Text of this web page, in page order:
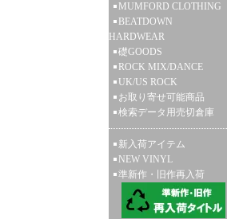
MUMFORD CLOTHING
BEATDOWN
HARDWEAR
礎GOODS
ROCK MIX/DANCE
UK/US ROCK
お取り寄せ可能商品
検索データ用売切倉庫
新入荷アイテム
NEW VINYL
準新作・旧作再入荷